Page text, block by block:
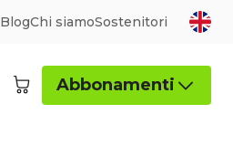
BlogChi siamoSostenitori
Abbonamenti